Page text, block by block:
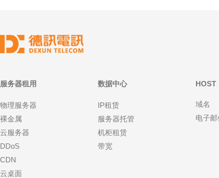
服务器租用
物理服务器
裸金属
云服务器
DDoS
CDN
云桌面
数据中心
IP租赁
服务器托管
机柜租赁
带宽
HOST
域名
电子